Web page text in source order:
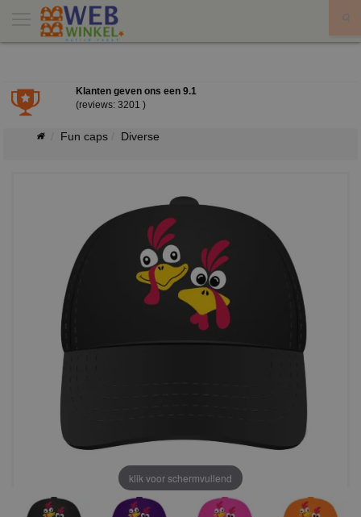
Klanten geven ons een 9.1
(reviews: 3201 )
Fun caps Diverse
klik voor schermvullend